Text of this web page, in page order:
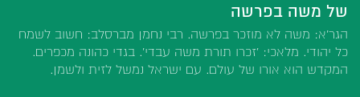
של משה בפרשה
הגר'א: משה לא מוזכר בפרשה. רבי נחמן מברסלב: חשוב לשמח
כל יהודי. מלאכי: 'זכרו תורת משה עבדי'. בגדי כהונה מכפרים.
המקדש הוא אורו של עולם. עם ישראל נמשל לזית ולשמן.